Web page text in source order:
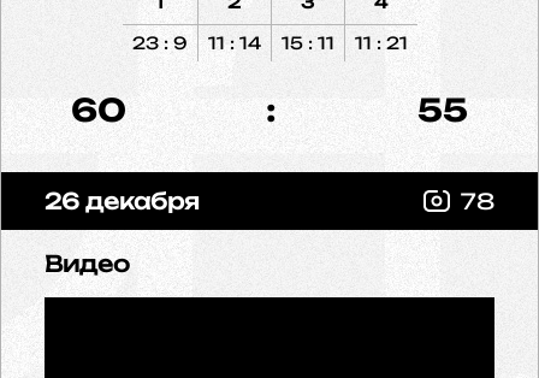
23 : 9
11 : 14
15 : 11
11 : 21
60 : 55
26 декабря 78
Видео